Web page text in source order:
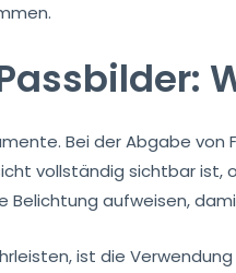
Bei der Abgabe
vollständig sichtbar ist,
aufweisen,
ist die